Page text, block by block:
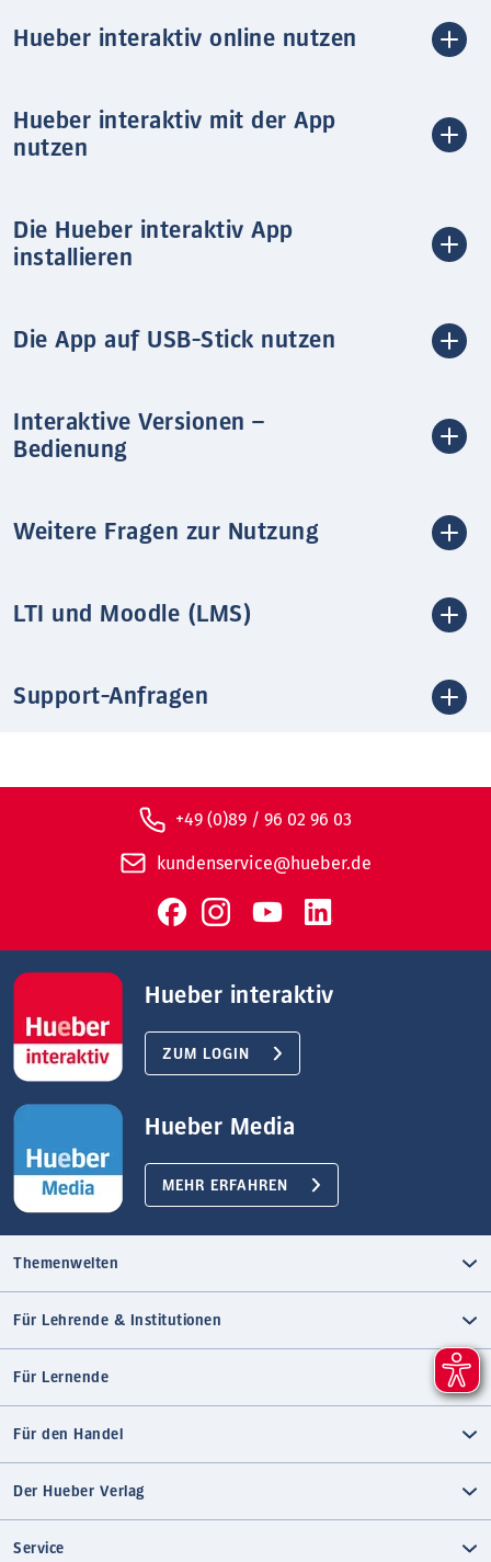
Hueber interaktiv online nutzen
Hueber interaktiv mit der App
nutzen
Die Hueber interaktiv App
installieren
Die App auf USB-Stick nutzen
Interaktive Versionen –
Bedienung
Weitere Fragen zur Nutzung
LTI und Moodle (LMS)
Support-Anfragen
+49 (0)89 / 96 02 96 03
kundenservice@hueber.de
Hueber interaktiv
ZUM LOGIN
Hueber Media
MEHR ERFAHREN
Themenwelten
Für Lehrende & Institutionen
Für Lernende
Für den Handel
Der Hueber Verlag
Service